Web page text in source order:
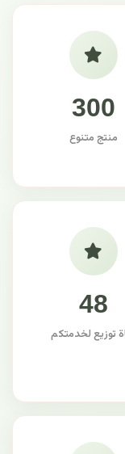
300
منتج متنوع
48
توزيع لخدمتكم